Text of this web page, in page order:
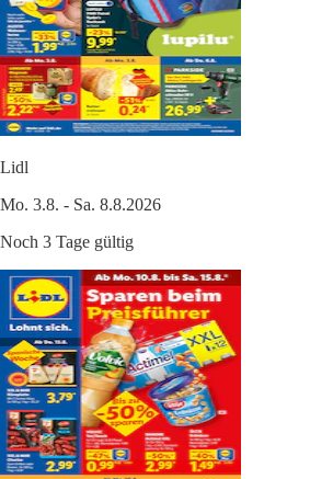
Lidl
Mo. 3.8. - Sa. 8.8.2026
Noch 3 Tage gültig